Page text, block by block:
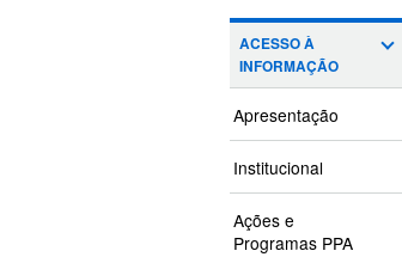
ACESSO À
INFORMAÇÃO
Apresentação
Institucional
Ações e
Programas PPA